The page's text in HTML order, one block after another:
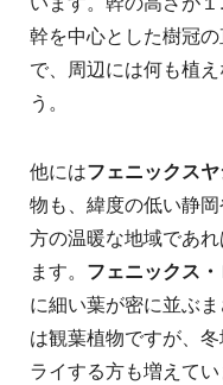
幹を中心とした樹冠
で、周辺には何も植
う。
他にはフェニックス
物も、緯度の低い静
方の温暖な地域であ
ます。 フェニックス
に細い葉が密に並ぶ
は観葉植物ですが、
ライする方も増えて